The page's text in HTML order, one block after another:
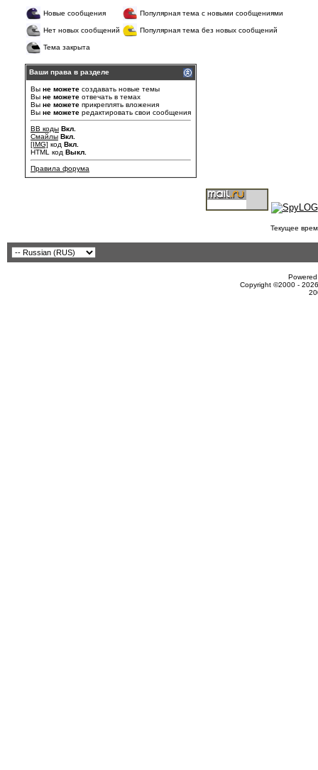
Новые сообщения Популярная тема с новыми сообщениями
Нет новых сообщений Популярная тема без новых сообщений
Тема закрыта
Ваши права в разделе
Вы не можете создавать новые темы
Вы не можете отвечать в темах
Вы не можете прикреплять вложения
Вы не можете редактировать свои сообщения
BB коды Вкл.
Смайлы Вкл.
[IMG] код Вкл.
HTML код Выкл.
Правила форума
Текущее
Copyright ©2000 -